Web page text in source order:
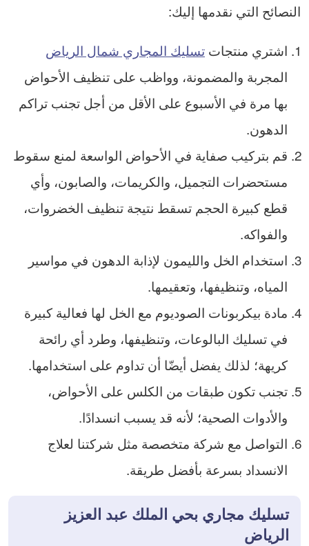
النصائح التي نقدمها إليك:
اشتري منتجات تسليك المجاري شمال الرياض
المجربة والمضمونة، وواظب على تنظيف الأحواض
بها مرة في الأسبوع على الأقل من أجل تجنب تراكم
الدهون.
قم بتركيب صفاية في الأحواض الواسعة لمنع سقوط
مستحضرات التجميل، والكريمات، والصابون، وأي
قطع كبيرة الحجم تسقط نتيجة تنظيف الخضروات،
والفواكه.
استخدام الخل والليمون لإذابة الدهون في مواسير
المياه، وتنظيفها، وتعقيمها.
مادة بيكربونات الصوديوم مع الخل لها فعالية كبيرة
في تسليك البالوعات، وتنظيفها، وطرد أي رائحة
كريهة؛ لذلك يفضل أيضّا أن تداوم على استخدامها.
تجنب تكون طبقات من الكلس على الأحواض،
والأدوات الصحية؛ لأنه قد يسبب انسدادًا.
التواصل مع شركة متخصصة مثل شركتنا لعلاج
الانسداد بسرعة بأفضل طريقة.
تسليك مجاري بحي الملك عبد العزيز
الرياض